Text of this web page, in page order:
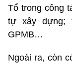
Tổ trong công
tự xây dựng;
GPMB…
Ngoài ra, còn